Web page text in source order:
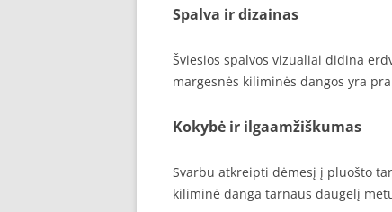
Spalva ir dizainas
Šviesios spalvos vizualiai didina
margesnės kiliminės dangos yra
Kokybė ir ilgaamžiškumas
Svarbu atkreipti dėmesį į pluošto
kiliminė danga tarnaus daugelį